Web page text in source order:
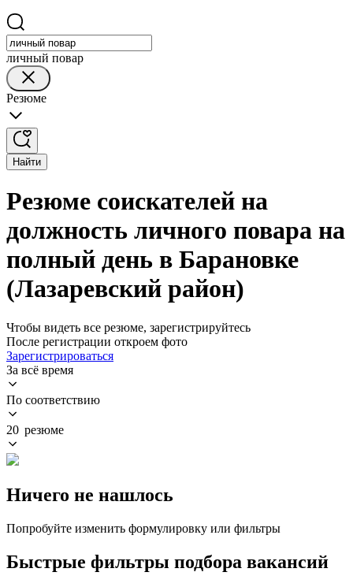
личный повар
Резюме
Найти
Резюме соискателей на
должность личного повара на
полный день в Барановке
(Лазаревский район)
Чтобы видеть все резюме, зарегистрируйтесь
После регистрации откроем фото
Зарегистрироваться
За всё время
По соответствию
20 резюме
Ничего не нашлось
Попробуйте изменить формулировку или фильтры
Быстрые фильтры подбора вакансий